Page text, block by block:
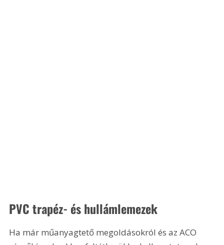
PVC trapéz- és hullámlemezek
Ha már műanyagtető megoldásokról és az ACO